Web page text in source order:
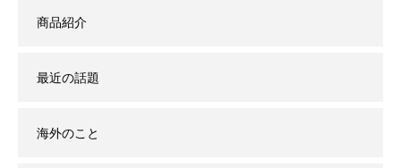
商品紹介
最近の話題
海外のこと